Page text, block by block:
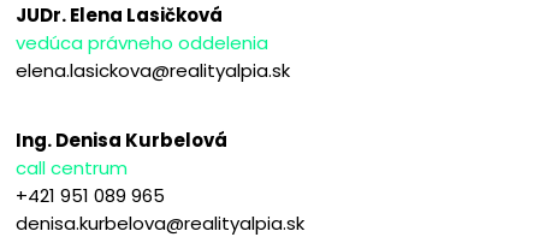
JUDr. Elena Lasičková
vedúca právneho oddelenia
elena.lasickova@realityalpia.sk
Ing. Denisa Kurbelová
call centrum
+421 951 089 965
denisa.kurbelova@realityalpia.sk